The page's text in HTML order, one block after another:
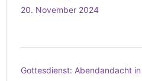
20. November 2024
Gottesdienst: Abendandacht